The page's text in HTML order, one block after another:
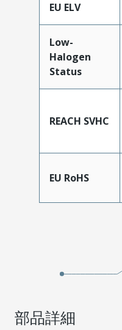
EU ELV
Low-
Halogen
Status
REACH SVHC
EU RoHS
部品詳細